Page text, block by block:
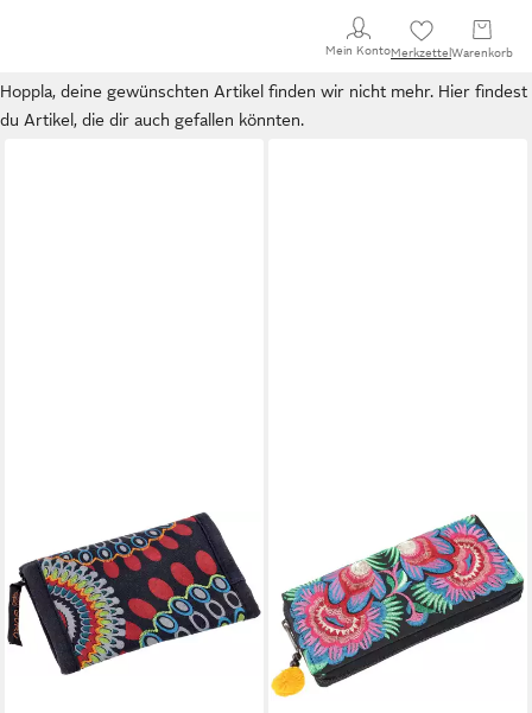
Mein KontoMerkzettel Warenkorb
Hoppla, deine gewünschten Artikel finden wir nicht mehr. Hier findest
du Artikel, die dir auch gefallen könnten.